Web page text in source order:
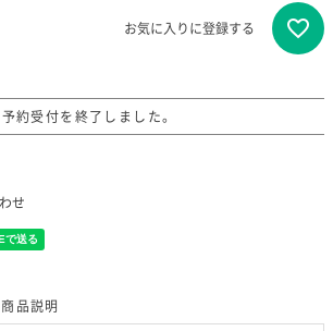
お気に入りに登録する
予約受付を終了しました。
せ
商品説明